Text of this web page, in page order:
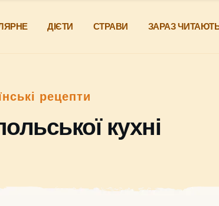
ДІЄТИ СТРАВИ ЗАРАЗ
рецепти
кухні